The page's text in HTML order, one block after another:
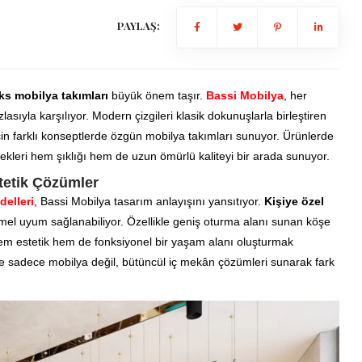
PAYLAŞ:
mobilya takımları büyük önem taşır. Bassi Mobilya, her
karşılıyor. Modern çizgileri klasik dokunuşlarla birleştiren
farklı konseptlerde özgün mobilya takımları sunuyor. Ürünlerde
hem şıklığı hem de uzun ömürlü kaliteyi bir arada sunuyor.
Çözümler
, Bassi Mobilya tasarım anlayışını yansıtıyor. Kişiye özel
uyum sağlanabiliyor. Özellikle geniş oturma alanı sunan köşe
estetik hem de fonksiyonel bir yaşam alanı oluşturmak
sadece mobilya değil, bütüncül iç mekân çözümleri sunarak fark